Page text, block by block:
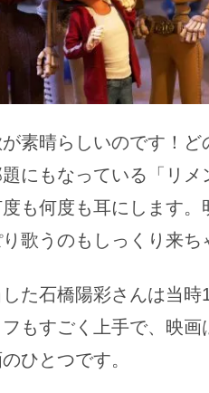
素晴らしいのです！
にもなっている「リ
も何度も耳にします
歌うのもしっくり来ち
た石橋陽彩さんは当
もすごく上手で、映
ひとつです。